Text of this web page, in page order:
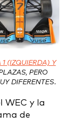
(IZQUIERDA) Y
PERO
DIFERENTES.
WEC y la
de